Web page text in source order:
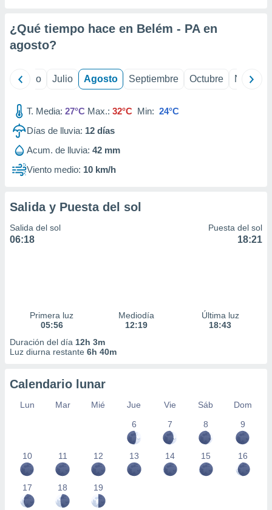
e
de
¿Qué tiempo hace en Belém - PA en
agosto?
Junio Julio Agosto Septiembre Octubre
T. Media: 27°C Max.: 32°C Min: 24°C
Días de lluvia: 12 días
Acum. de lluvia: 42 mm
Viento medio: 10 km/h
Salida y Puesta del sol
Salida del sol
06:18
Puesta del sol
18:21
Primera luz
05:56
Mediodía
12:19
Última luz
18:43
Duración del día 12h 3m
Luz diurna restante 6h 40m
Calendario lunar
Lun Mar Mié Jue Vie Sáb
Dom
6
7 8 9
10 11 12 13 14 15 16
17 18 19